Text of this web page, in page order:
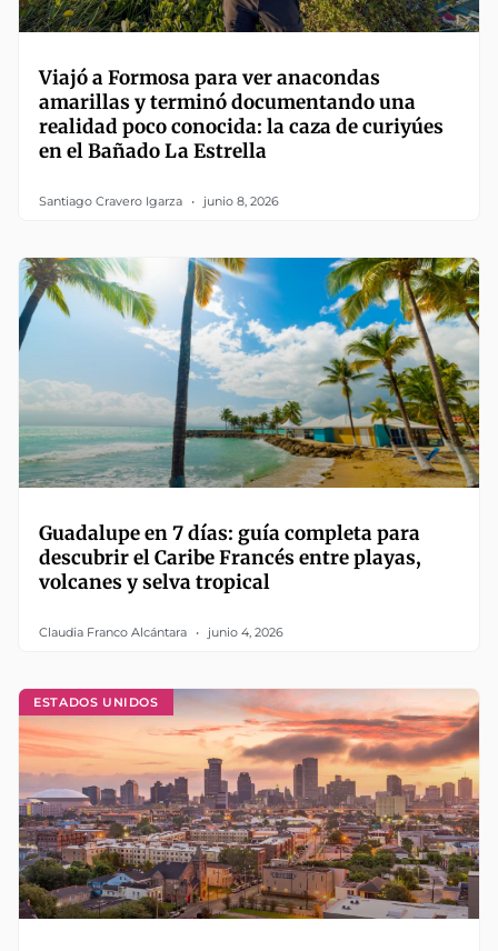
Viajó a Formosa para ver anacondas
amarillas y terminó documentando una
realidad poco conocida: la caza de curiyúes
en el Bañado La Estrella
Santiago Cravero Igarza junio 8, 2026
Guadalupe en 7 días: guía completa para
descubrir el Caribe Francés entre playas,
volcanes y selva tropical
Claudia Franco Alcántara junio 4, 2026
ESTADOS UNIDOS